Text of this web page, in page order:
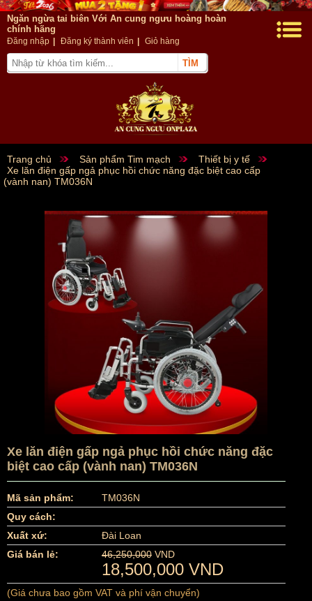
Ngăn ngừa tai biên Với An cung ngưu hoàng hoàn
chính hãng
Đăng nhập Đăng ký thành viên Giỏ hàng
Trang chủ Sản phẩm Tim mạch
Thiết bị y tế
Xe lăn điện gấp ngả phục hồi chức năng đặc biệt cao cấp
(vành nan) TM036N
Xe lăn điện gấp ngả phục hồi chức năng đặc
biệt cao cấp (vành nan) TM036N
Mã sản phẩm:
TM036N
Quy cách:
Xuất xứ:
Đài Loan
Giá bán lẻ:
46,250,000 VND
18,500,000 VND
(Giá chưa bao gồm VAT và phí vận chuyển)